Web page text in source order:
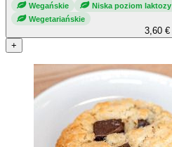
Wegańskie Niska poziom laktozy
Wegetariańskie
3,60 €
+